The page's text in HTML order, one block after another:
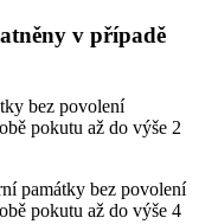
v případě
bez povolení
pokutu až do výše 2
památky bez povolení
pokutu až do výše 4